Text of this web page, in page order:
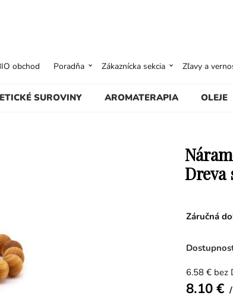
SUROVINY AROMATERAPIA OLEJE
obchod Poradňa Zákaznícka sekcia Zľavy a
Záručná
6.58€ bez
8.10€